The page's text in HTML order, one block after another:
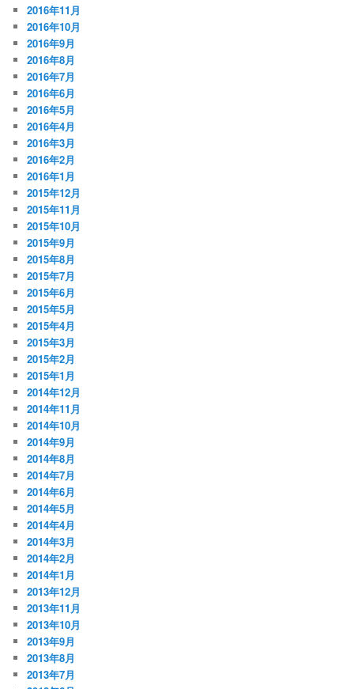
2016年11月
2016年10月
2016年9月
2016年8月
2016年7月
2016年6月
2016年5月
2016年4月
2016年3月
2016年2月
2016年1月
2015年12月
2015年11月
2015年10月
2015年9月
2015年8月
2015年7月
2015年6月
2015年5月
2015年4月
2015年3月
2015年2月
2015年1月
2014年12月
2014年11月
2014年10月
2014年9月
2014年8月
2014年7月
2014年6月
2014年5月
2014年4月
2014年3月
2014年2月
2014年1月
2013年12月
2013年11月
2013年10月
2013年9月
2013年8月
2013年7月